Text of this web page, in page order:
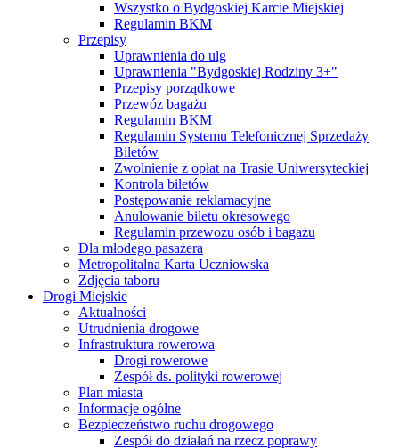
Wszystko o Bydgoskiej Karcie Miejskiej
Regulamin BKM
Przepisy
Uprawnienia do ulg
Uprawnienia "Bydgoskiej Rodziny 3+"
Przepisy porządkowe
Przewóz bagażu
Regulamin BKM
Regulamin Systemu Telefonicznej Sprzedaży
Biletów
Zwolnienie z opłat na Trasie Uniwersyteckiej
Kontrola biletów
Postępowanie reklamacyjne
Anulowanie biletu okresowego
Regulamin przewozu osób i bagażu
Dla młodego pasażera
Metropolitalna Karta Uczniowska
Zdjęcia taboru
Drogi Miejskie
Aktualności
Utrudnienia drogowe
Infrastruktura rowerowa
Drogi rowerowe
Zespół ds. polityki rowerowej
Plan miasta
Informacje ogólne
Bezpieczeństwo ruchu drogowego
Zespół do działań na rzecz poprawy